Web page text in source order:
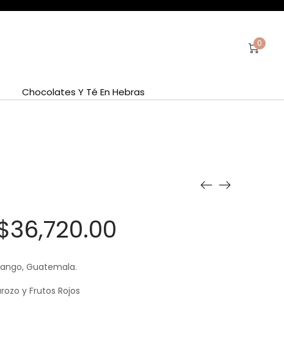
0
Chocolates Y Té En Hebras
precio
36,720.00
Guatemala.
y Frutos Rojos